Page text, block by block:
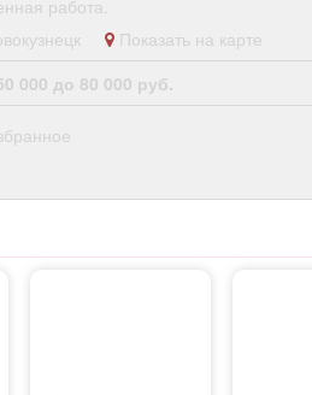
работа.
Показать на карте
000 до 80 000 руб.